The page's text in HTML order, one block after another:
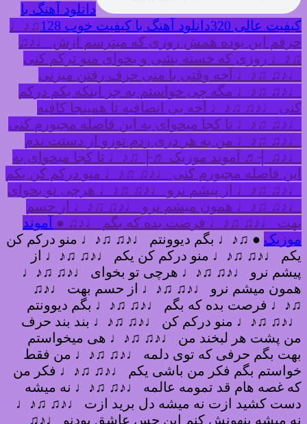
دانلود آهنگ با
کیفیت عالی 320
دانلود آهنگ با کیفیت خوب 128
♫♪♩
حرفم این بوده همش روزی که میترسم ازش ♩♪♫
♫♪♩ روزی که خسته بشی و بخوای منو ترکم کنی
♩♪♫ ♫♪♩ آخه وقتی با منی حرف رفتن میزنی
♩♪♫ ♫♪♩ مگه چی خواستم به جز اینکه یکم درکم
کنی ♩♪♫ ♫♪♩ آخه بی انصافیه تا همینجا کافیه
♩♪♫ ♫♪♩ تا کجا میخوای به این فاصله مجبورم کنی
♩♪♫ ♫♪♩ من به هر دری زدم تورو از دستت ندم
♩♪♫ ┤♬ آموند موزیک ♬├ ♫♪♩ تا کجا میخوای به
این فاصله مجبورم کنی ♩♪♫ ♫♪♩ منو درکم کن یکم
♩♪♫ ♫♪♩ از پیشم نرو ♩♪♫ ♫♪♩ هرچی تو بخوای
♩♪♫ ♫♪♩ همون میشم نرو ♩♪♫ ♫♪♩ از حسم
بهت ♩♪♫ ♫♪♩ فرصت بده که بگم ♩♪♫ ●
آموند
موزیک ● ♫♪♩ بگم دیوونتم ♩♪♫ ♫♪♩ منو درکم کن
یکم ♩♪♫ ♫♪♩ منو درکم کن یکم ♩♪♫ ♫♪♩ از
پیشم نرو ♩♪♫ ♫♪♩ هرچی تو بخوای ♩♪♫ ♫♪♩
همون میشم نرو ♩♪♫ ♫♪♩ از حسم بهت ♩♪♫
♫♪♩ فرصت بده که بگم ♩♪♫ ♫♪♩ بگم دیوونتم
♩♪♫ ♫♪♩ منو درکم کن ♩♪♫ ♫♪♩ بند بند حرف
من پشت هر لبخند من ♩♪♫ ♫♪♩ هی میخواستم
بهت بگم حرفی که توی دلمه ♩♪♫ ♫♪♩ من فقط
خواستم بگم فکر من باشی یکم ♩♪♫ ♫♪♩ فکر من
که غصه هام قد تمومه عالمه ♩♪♫ ♫♪♩ نه میشه
دست کشید ازت نه میشه دل برید ازت ♩♪♫ ♫♪♩
نه میشه پنهونش کنم این حس عاشق بودنو ♩♪♫